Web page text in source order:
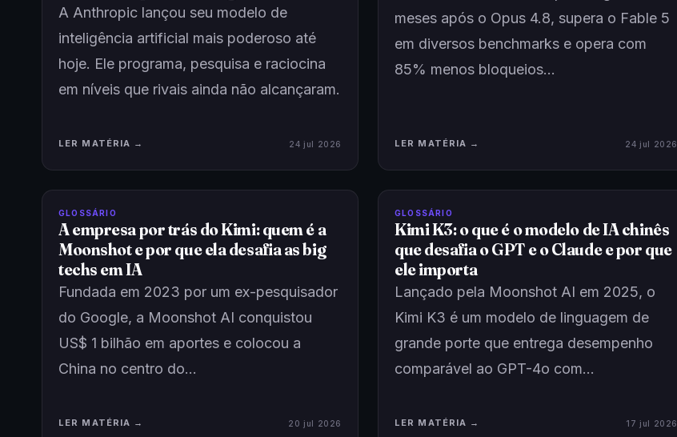
A Anthropic lançou seu modelo de
inteligência artificial mais poderoso até
hoje. Ele programa, pesquisa e raciocina
em níveis que rivais ainda não alcançaram.
LER MATÉRIA → 24 jul 2026
meses após o Opus 4.8, supera o Fable 5
em diversos benchmarks e opera com
85% menos bloqueios…
LER MATÉRIA → 24 jul 2026
GLOSSÁRIO
A empresa por trás do Kimi: quem é a
Moonshot e por que ela desafia as big
techs em IA
Fundada em 2023 por um ex-pesquisador
do Google, a Moonshot AI conquistou
US$ 1 bilhão em aportes e colocou a
China no centro do…
LER MATÉRIA → 20 jul 2026
GLOSSÁRIO
Kimi K3: o que é o modelo de IA chinês
que desafia o GPT e o Claude e por que
ele importa
Lançado pela Moonshot AI em 2025, o
Kimi K3 é um modelo de linguagem de
grande porte que entrega desempenho
comparável ao GPT-4o com…
LER MATÉRIA → 17 jul 2026